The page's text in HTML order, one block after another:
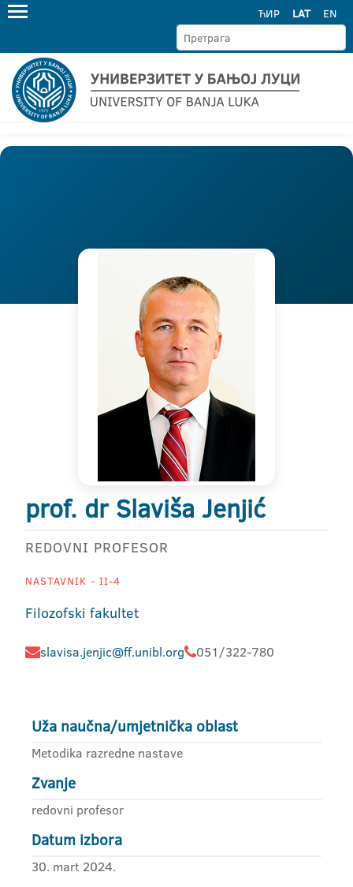
ЋИР LAT EN
prof. dr Slaviša Jenjić
REDOVNI PROFESOR
NASTAVNIK - II-4
Filozofski fakultet
slavisa.jenjic@ff.unibl.org 051/322-780
Uža naučna/umjetnička oblast
Metodika razredne nastave
Zvanje
redovni profesor
Datum izbora
30. mart 2024.